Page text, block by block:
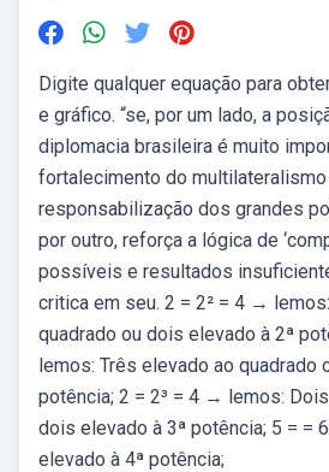
Digite qualquer equação para
e gráfico. “se, por um lado, a
diplomacia brasileira é muito
fortalecimento do multilateralismo
responsabilização dos grandes
por outro, reforça a lógica de
possíveis e resultados
critica em seu. 2 = 2² = 4 →
quadrado ou dois elevado à 2ª
lemos: Três elevado ao quadrado
potência; 2 = 2³ = 4 → lemos:
dois elevado à 3ª potência; 5 = =
elevado à 4ª potência;